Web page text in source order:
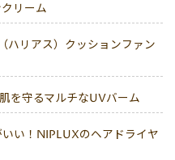
リーム
ハリアス）クッションファン
を守るマルチなUVバーム
いい！NIPLUXのヘアドライヤ